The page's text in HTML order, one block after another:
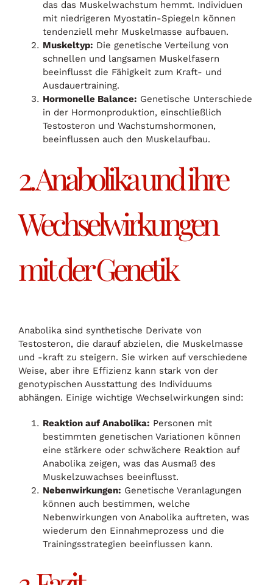
das das Muskelwachstum hemmt. Individuen
mit niedrigeren Myostatin-Spiegeln können
tendenziell mehr Muskelmasse aufbauen.
Muskeltyp: Die genetische Verteilung von
schnellen und langsamen Muskelfasern
beeinflusst die Fähigkeit zum Kraft- und
Ausdauertraining.
Hormonelle Balance: Genetische Unterschiede
in der Hormonproduktion, einschließlich
Testosteron und Wachstumshormonen,
beeinflussen auch den Muskelaufbau.
2. Anabolika und ihre
Wechselwirkungen
mit der Genetik
Anabolika sind synthetische Derivate von
Testosteron, die darauf abzielen, die Muskelmasse
und -kraft zu steigern. Sie wirken auf verschiedene
Weise, aber ihre Effizienz kann stark von der
genotypischen Ausstattung des Individuums
abhängen. Einige wichtige Wechselwirkungen sind:
Reaktion auf Anabolika: Personen mit
bestimmten genetischen Variationen können
eine stärkere oder schwächere Reaktion auf
Anabolika zeigen, was das Ausmaß des
Muskelzuwachses beeinflusst.
Nebenwirkungen: Genetische Veranlagungen
können auch bestimmen, welche
Nebenwirkungen von Anabolika auftreten, was
wiederum den Einnahmeprozess und die
Trainingsstrategien beeinflussen kann.